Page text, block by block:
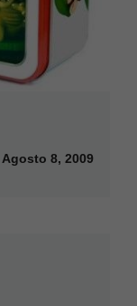
Agosto 8, 2009